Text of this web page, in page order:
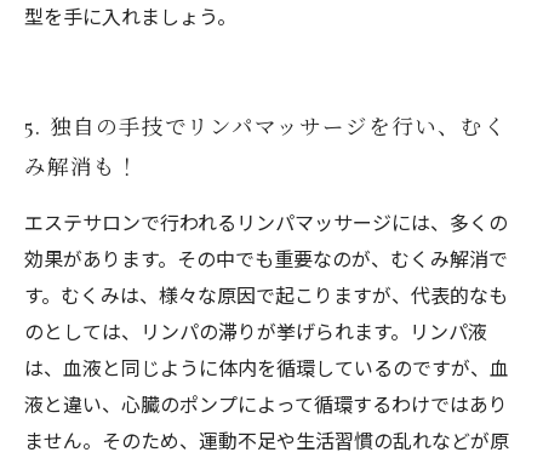
型を手に入れましょう。
5. 独自の手技でリンパマッサージを行い、むく
み解消も！
エステサロンで行われるリンパマッサージには、多くの
効果があります。その中でも重要なのが、むくみ解消で
す。むくみは、様々な原因で起こりますが、代表的なも
のとしては、リンパの滞りが挙げられます。リンパ液
は、血液と同じように体内を循環しているのですが、血
液と違い、心臓のポンプによって循環するわけではあり
ません。そのため、運動不足や生活習慣の乱れなどが原